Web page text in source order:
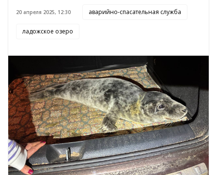
20 апреля 2025, 12:30 аварийно-спасательная служба
ладожское озеро